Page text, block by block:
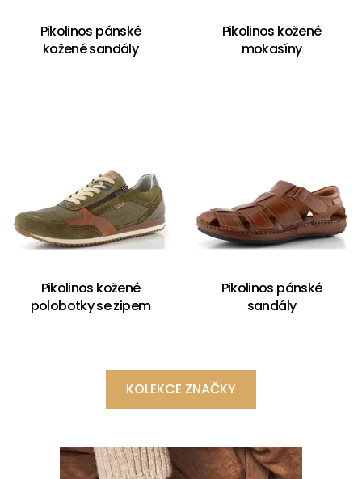
Pikolinos pánské
kožené sandály
Pikolinos kožené
mokasíny
Pikolinos kožené
polobotky se zipem
Pikolinos pánské
sandály
KOLEKCE ZNAČKY